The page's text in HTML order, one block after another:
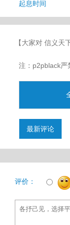
起息时间
【大家对 信义天
注：p2pblack严
最新评论
评价：